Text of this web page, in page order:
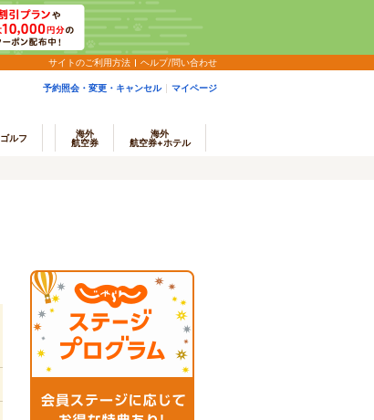
サイトのご利用方法 ヘルプ/問い合わせ
予約照会・変更・キャンセル マイページ
ゴルフ
海外
航空券
海外
航空券+ホテル